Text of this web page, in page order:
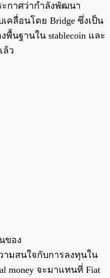
ะกาศว่ากำลังพัฒนา
เคลื่อนโดย Bridge ซึ่งเป็น
นฐานใน stablecoin และ
ล้ว
ของ
ามสนใจกับการลงทุนใน
money จะมาแทนที่ Fiat